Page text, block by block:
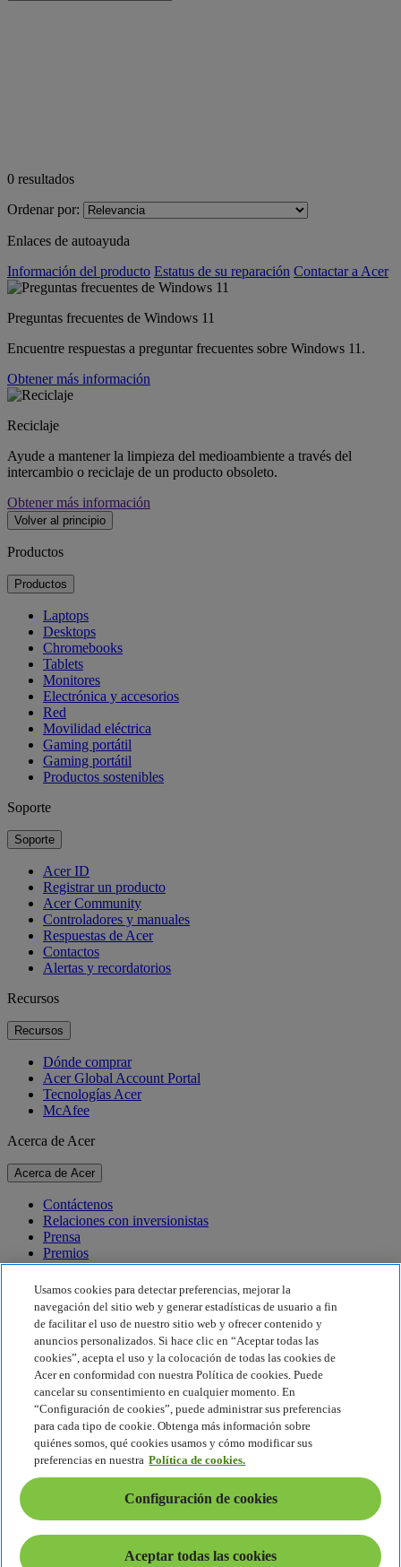
0 resultados
Ordenar por:
Enlaces de autoayuda
Información del producto Estatus de su reparación Contactar a Acer
Preguntas frecuentes de Windows 11
Encuentre respuestas a preguntar frecuentes sobre Windows 11.
Obtener más información
Reciclaje
Ayude a mantener la limpieza del medioambiente a través del
intercambio o reciclaje de un producto obsoleto.
Obtener más información
Volver al principio
Productos
Productos
Laptops
Desktops
Chromebooks
Tablets
Monitores
Electrónica y accesorios
Red
Movilidad eléctrica
Gaming portátil
Gaming portátil
Productos sostenibles
Soporte
Soporte
Acer ID
Registrar un producto
Acer Community
Controladores y manuales
Respuestas de Acer
Contactos
Alertas y recordatorios
Recursos
Recursos
Dónde comprar
Acer Global Account Portal
Tecnologías Acer
McAfee
Acerca de Acer
Acerca de Acer
Contáctenos
Relaciones con inversionistas
Prensa
Premios
Eventos
Sostenibilidad
Sostenibilidad
Responsabilidad social corporativa
Huella de carbono del producto
Proyecto Humanity
Earthion
Política de privacidad
Política de cookies
Aviso legal
Información legal adicional
Política de accesibilidad
Configuración de cookies
América Latina - Español
Usamos cookies para detectar preferencias, mejorar la
navegación del sitio web y generar estadísticas de usuario a fin
de facilitar el uso de nuestro sitio web y ofrecer contenido y
anuncios personalizados. Si hace clic en “Aceptar todas las
cookies”, acepta el uso y la colocación de todas las cookies de
Acer en conformidad con nuestra Política de cookies. Puede
cancelar su consentimiento en cualquier momento. En
“Configuración de cookies”, puede administrar sus preferencias
para cada tipo de cookie. Obtenga más información sobre
quiénes somos, qué cookies usamos y cómo modificar sus
preferencias en nuestra Política de cookies.
Configuración de cookies
Aceptar todas las cookies